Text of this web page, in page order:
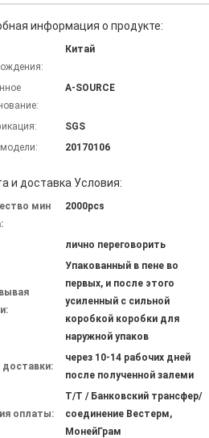
информация о продукте:
Китай
A-SOURCE
SGS
20170106
и доставка Условия:
мин
2000pcs
лично переговорить
Упакованный в пене во
первых, и после этого
усиленный с сильной
коробкой коробки для
наружной упаков
доставки:
через 10-14 рабочих дней
после полученной залеми
оплаты:
T/T / Банковский трансфер/
соединение Вестерм,
МонейГрам